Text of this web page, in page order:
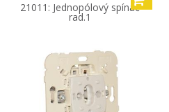
21011: Jednopólový spínač
rad.1